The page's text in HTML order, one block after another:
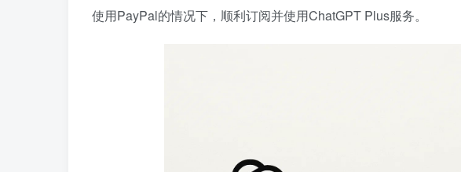
使用PayPal的情况下，顺利订阅并使用ChatGPT Plus服务。